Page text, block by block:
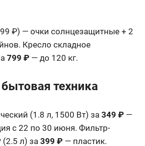
₽) — очки солнцезащитные + 2
Кресло складное
799 ₽ — до 120 кг.
техника
(1.8 л, 1500 Вт) за 349 ₽ —
с 22 по 30 июня. Фильтр-
л) за 399 ₽ — пластик.